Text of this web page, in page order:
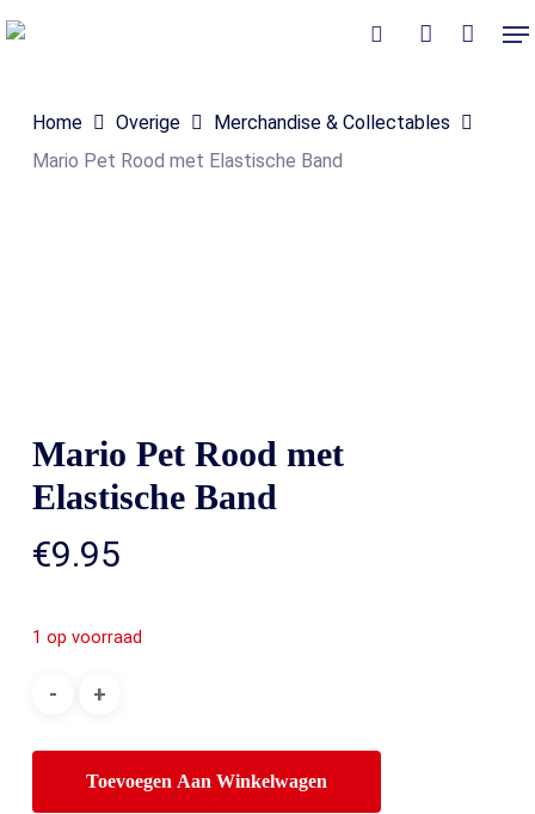
Skip
content
Home Overige
Merchandise & Collectables
Mario Pet Rood met Elastische Band
Mario Pet Rood met
Elastische Band
€9.95
1 op voorraad
Toevoegen Aan Winkelwagen